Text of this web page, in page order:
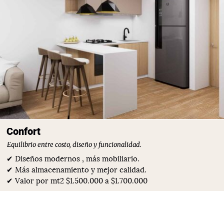
Confort
Equilibrio entre costo, diseño y funcionalidad.
✔ Diseños modernos , más mobiliario.
✔ Más almacenamiento y mejor calidad.
✔ Valor por mt2 $1.500.000 a $1.700.000